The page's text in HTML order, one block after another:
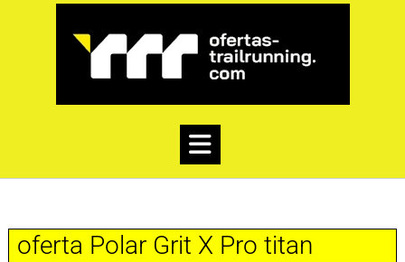
oferta Polar Grit X Pro titan